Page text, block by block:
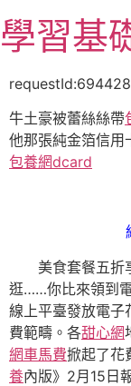
至
主
容
學習基
牛土豪被蕾絲絲帶
他那張純金箔信用
包養網dcard
美食套餐五折
逛……你比來領到
線上平臺發放電子
費範疇。各甜心網
網車馬費掀起了花
養內版》2月15日報